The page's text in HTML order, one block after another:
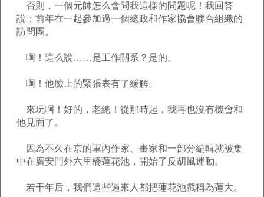
否則，一個元帥怎么會問我這樣的問題呢！我回答
說：前年在一起參加過一個總政和作家協會聯合組織的
訪問團。
啊！這么說……是工作關系？是的。
啊！他臉上的緊張表有了緩解。
來玩啊！好的，老總！從那時起，我再也沒有機會和
他見面了。
因為不久在京的軍內作家、畫家和一部分編輯就被集
中在廣安門外六里橋蓮花池，開始了反胡風運動。
若干年后，我們這些過來人都把蓮花池戲稱為蓮大。